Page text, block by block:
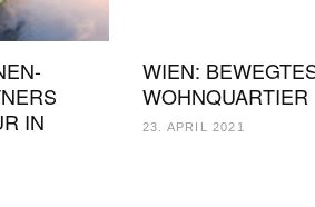
IN
WIEN:
WOHNQUARTIER
23. APRIL 2021